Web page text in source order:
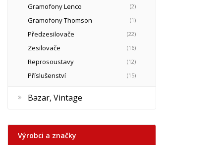
Gramofony Lenco
(2)
Gramofony Thomson (1)
Předzesilovače (22)
Zesilovače (16)
Reprosoustavy (12)
Příslušenství (15)
Bazar, Vintage
Výrobci a značky